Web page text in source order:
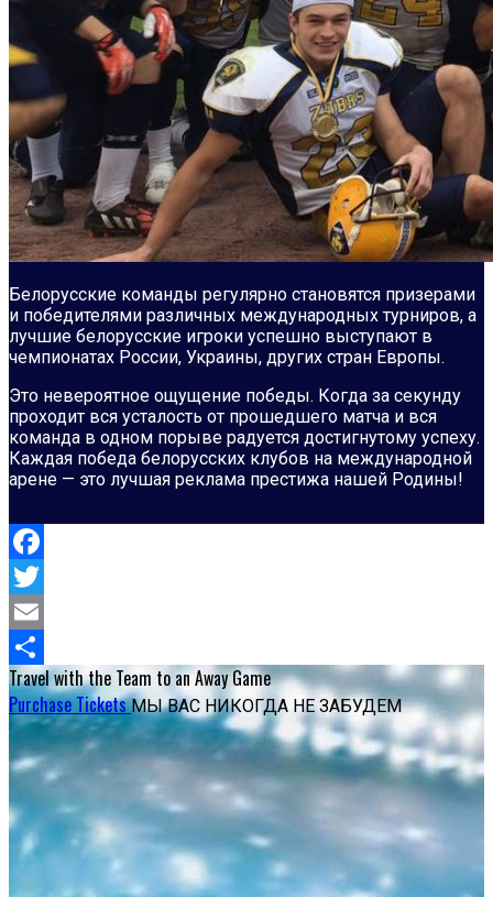
Белорусские команды регулярно становятся призерами
и победителями различных международных турниров, а
лучшие белорусские игроки успешно выступают в
чемпионатах России, Украины, других стран Европы.
Это невероятное ощущение победы. Когда за секунду
проходит вся усталость от прошедшего матча и вся
команда в одном порыве радуется достигнутому успеху.
Каждая победа белорусских клубов на международной
арене — это лучшая реклама престижа нашей Родины!
Facebook
Twitter
Email
Отправить
Travel with the Team to an Away Game
Purchase TicketsМЫ ВАС НИКОГДА НЕ ЗАБУДЕМ